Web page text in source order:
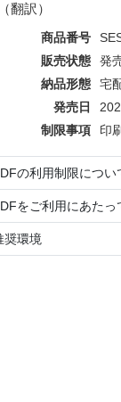
翻訳）
商品番号
販売状態
発
納品形態
宅
発売日
制限事項
印
の利用制限につい
をご利用にあたっ
奨環境